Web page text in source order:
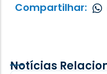
Compartilhar:
Notícias